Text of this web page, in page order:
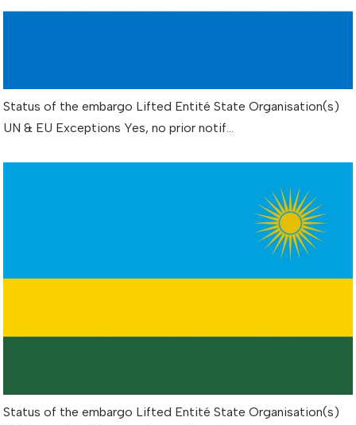
Status of the embargo Lifted Entité State Organisation(s)
UN & EU Exceptions Yes, no prior notif…
Status of the embargo Lifted Entité State Organisation(s)